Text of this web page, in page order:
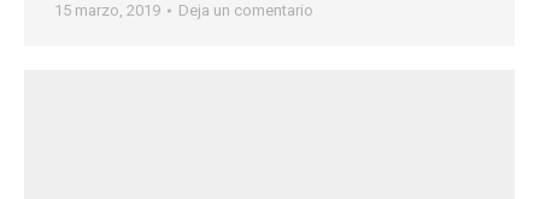
15 marzo, 2019
Deja un comentario